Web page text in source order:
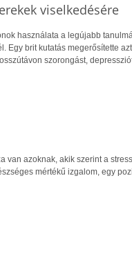
viselkedésére
használata a legújabb
Egy brit kutatás megerősítette
szorongást,
van azoknak, akik szerint a
mértékű izgalom, egy